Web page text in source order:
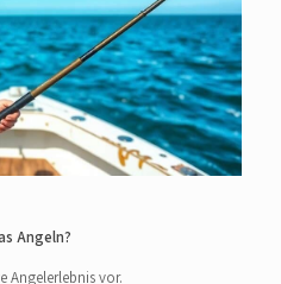
Angeln?
Angelerlebnis vor.